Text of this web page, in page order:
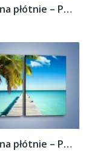
Obraz na płótnie – Pomost wprost do raju –...
Obraz na płótnie – Pomost wprost do raju –...